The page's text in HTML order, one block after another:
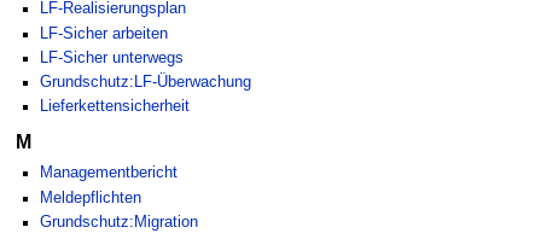
LF-Realisierungsplan
LF-Sicher arbeiten
LF-Sicher unterwegs
Grundschutz:LF-Überwachung
Lieferkettensicherheit
M
Managementbericht
Meldepflichten
Grundschutz:Migration